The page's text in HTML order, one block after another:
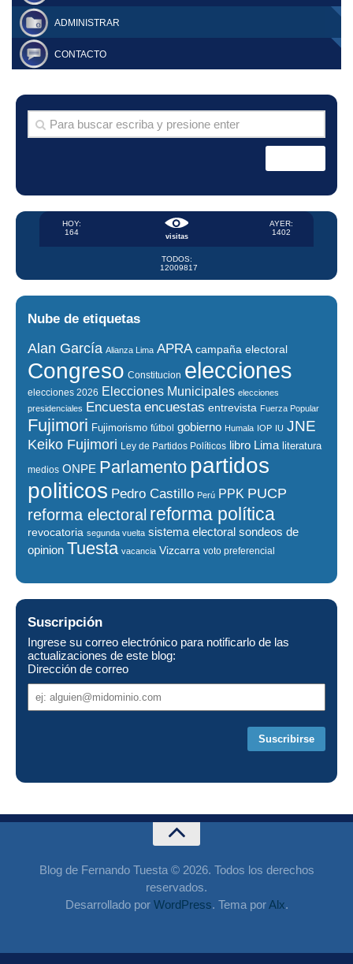
ADMINISTRAR
CONTACTO
visitas
HOY:
164
AYER:
1402
TODOS:
12009817
Nube de etiquetas
Alan García Alianza Lima APRA campaña electoral
Congreso Constitucion elecciones
elecciones 2026 Elecciones Municipales elecciones
presidenciales Encuesta encuestas entrevista Fuerza Popular
Fujimori Fujimorismo fútbol gobierno Humala IOP IU JNE
Keiko Fujimori Ley de Partidos Políticos libro Lima literatura
medios ONPE Parlamento partidos
politicos Pedro Castillo Perú PPK PUCP
reforma electoral reforma política
revocatoria segunda vuelta sistema electoral sondeos de
opinion Tuesta vacancia Vizcarra voto preferencial
Suscripción
Ingrese su correo electrónico para notificarlo de las
actualizaciones de este blog:
Dirección de correo
Dirección
de
Blog de Fernando Tuesta © 2026. Todos los derechos
reservados.
Desarrollado por WordPress. Tema porAlx.